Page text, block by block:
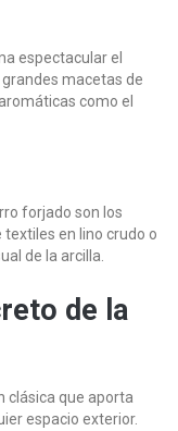
espectacular el
macetas de
como el
forjado son los
en lino crudo o
de la arcilla.
de la
clásica que aporta
espacio exterior.